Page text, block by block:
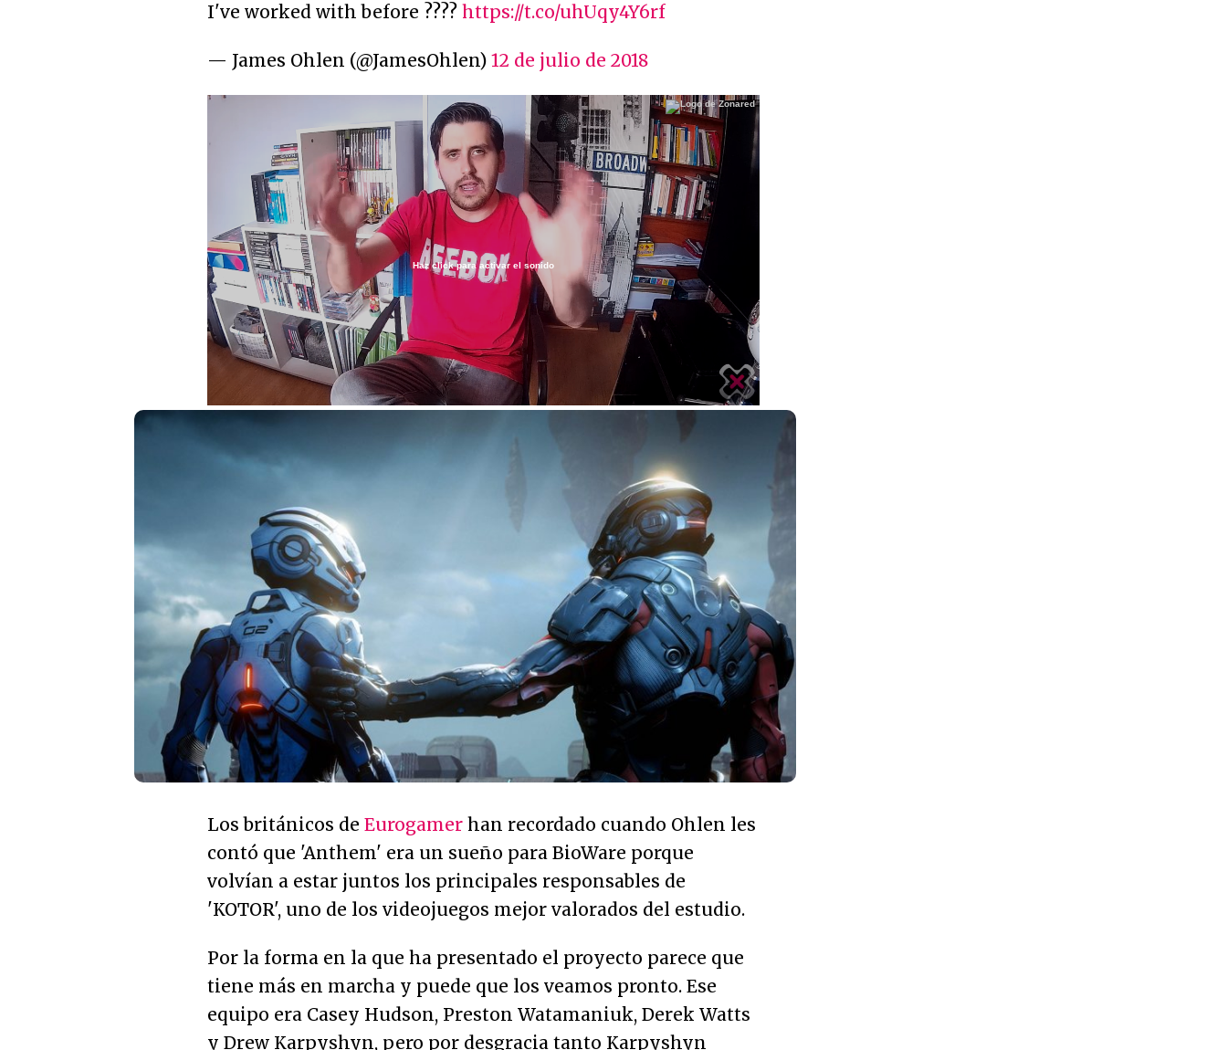
I've worked with before ???? https://t.co/uhUqy4Y6rf
— James Ohlen (@JamesOhlen) 12 de julio de 2018
Unmute /
Loaded:
3.63%
Haz click para activar el sonido
Los británicos de Eurogamer han recordado cuando Ohlen les
contó que 'Anthem' era un sueño para BioWare porque
volvían a estar juntos los principales responsables de
'KOTOR', uno de los videojuegos mejor valorados del estudio.
Por la forma en la que ha presentado el proyecto parece que
tiene más en marcha y puede que los veamos pronto. Ese
equipo era Casey Hudson, Preston Watamaniuk, Derek Watts
y Drew Karpyshyn, pero por desgracia tanto Karpyshyn